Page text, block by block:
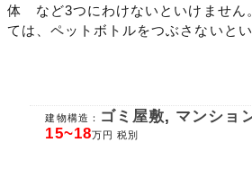
体 など3つにわけないといけません
ては、ペットボトルをつぶさないと
建物構造： ゴミ屋敷, マンショ
15~18万円 税別